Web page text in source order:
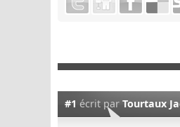
#1 écrit par Tourtaux